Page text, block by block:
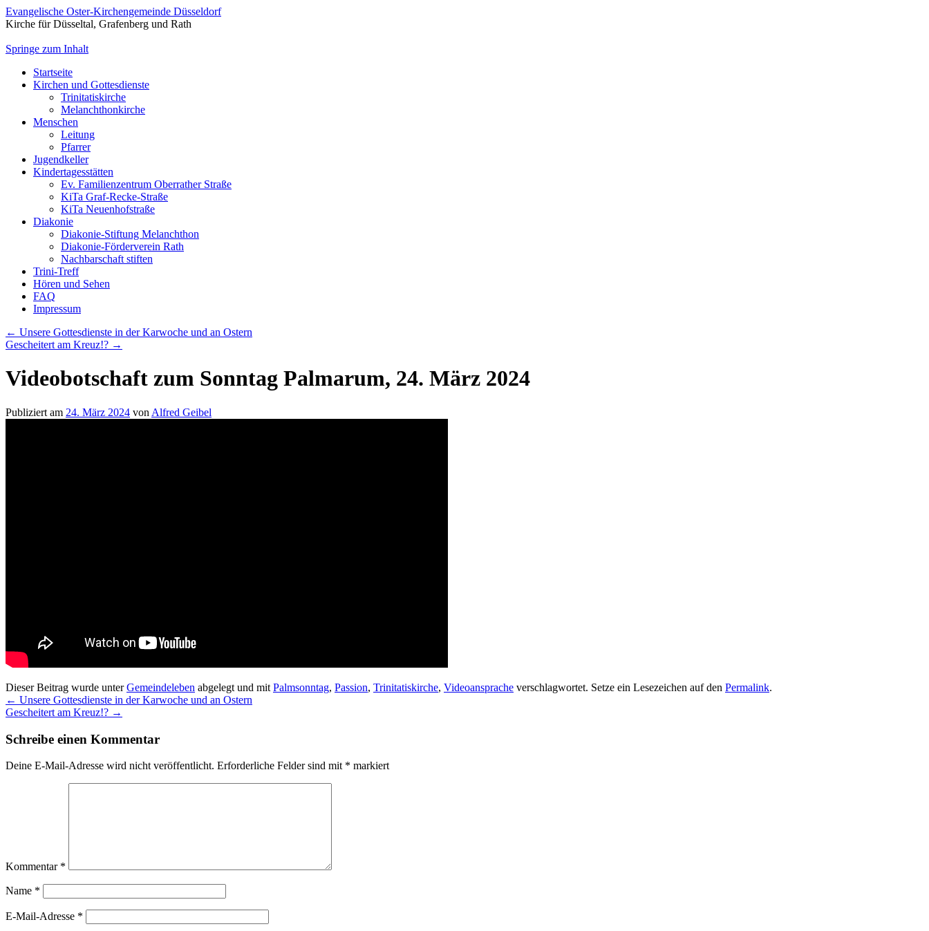
Evangelische Oster-Kirchengemeinde Düsseldorf
Kirche für Düsseltal, Grafenberg und Rath
Springe zum Inhalt
Startseite
Kirchen und Gottesdienste
Trinitatiskirche
Melanchthonkirche
Menschen
Leitung
Pfarrer
Jugendkeller
Kindertagesstätten
Ev. Familienzentrum Oberrather Straße
KiTa Graf-Recke-Straße
KiTa Neuenhofstraße
Diakonie
Diakonie-Stiftung Melanchthon
Diakonie-Förderverein Rath
Nachbarschaft stiften
Trini-Treff
Hören und Sehen
FAQ
Impressum
← Unsere Gottesdienste in der Karwoche und an Ostern
Gescheitert am Kreuz!? →
Videobotschaft zum Sonntag Palmarum, 24. März 2024
Publiziert am 24. März 2024 von Alfred Geibel
Dieser Beitrag wurde unterGemeindeleben abgelegt und mit Palmsonntag, Passion, Trinitatiskirche, Videoansprache verschlagwortet. Setze ein Lesezeichen auf den Permalink.
← Unsere Gottesdienste in der Karwoche und an Ostern
Gescheitert am Kreuz!? →
Schreibe einen Kommentar
Deine E-Mail-Adresse wird nicht veröffentlicht. Erforderliche Felder sind mit * markiert
Kommentar *
Name *
E-Mail-Adresse *